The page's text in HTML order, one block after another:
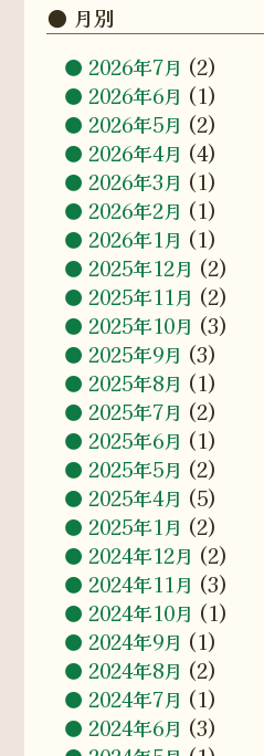
月別
2026年7月 (2)
2026年6月 (1)
2026年5月 (2)
2026年4月 (4)
2026年3月 (1)
2026年2月 (1)
2026年1月 (1)
2025年12月 (2)
2025年11月 (2)
2025年10月 (3)
2025年9月 (3)
2025年8月 (1)
2025年7月 (2)
2025年6月 (1)
2025年5月 (2)
2025年4月 (5)
2025年1月 (2)
2024年12月 (2)
2024年11月 (3)
2024年10月 (1)
2024年9月 (1)
2024年8月 (2)
2024年7月 (1)
2024年6月 (3)